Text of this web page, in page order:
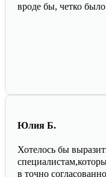
вроде бы, четко
Юлия Б.
Хотелось бы
в точно